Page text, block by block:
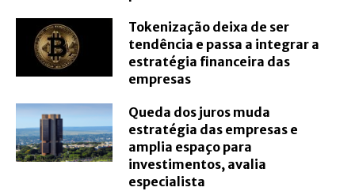
Tokenização deixa de ser
tendência e passa a integrar a
estratégia financeira das
empresas
Queda dos juros muda
estratégia das empresas e
amplia espaço para
investimentos, avalia
especialista